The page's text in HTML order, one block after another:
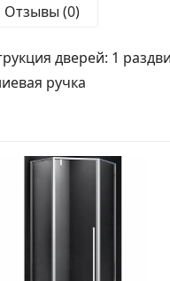
Отзывы (0)
дверей: 1
ручка